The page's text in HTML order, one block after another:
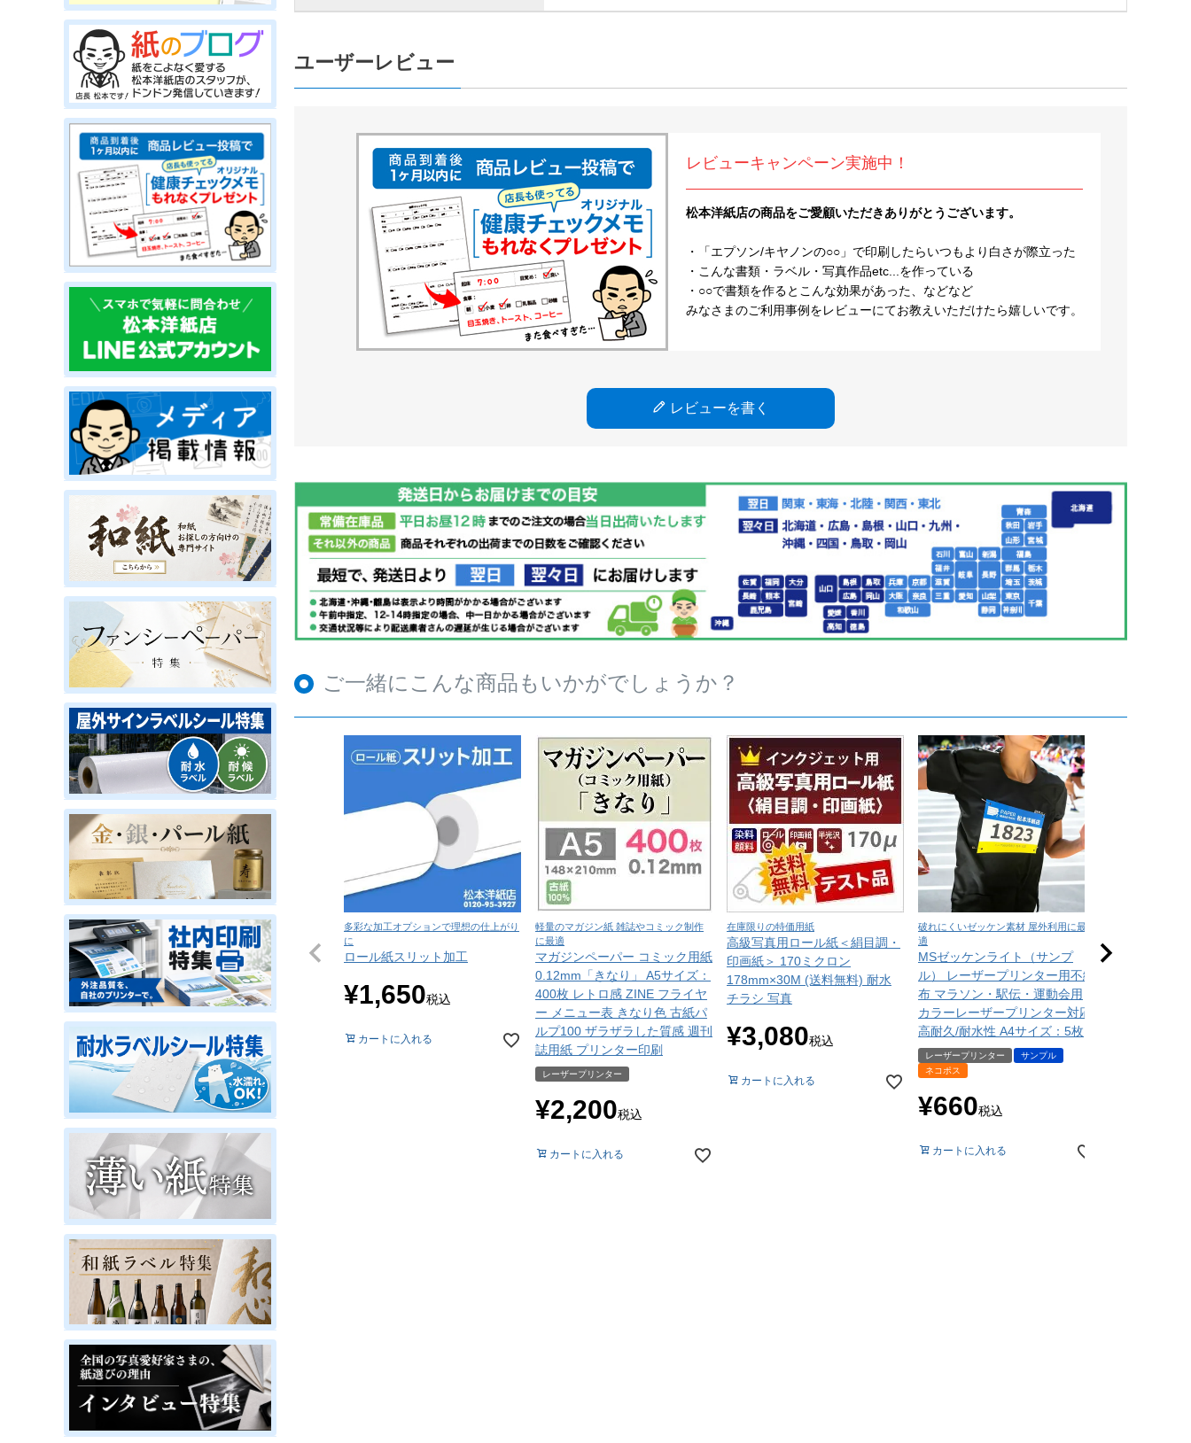
ユーザーレビュー
レビューキャンペーン実施中！
松本洋紙店の商品をご愛顧いただきありがとうございます。
・「エプソン/キヤノンの○○」で印刷したらいつもより白さが際立った
・こんな書類・ラベル・写真作品etc...を作っている
・○○で書類を作るとこんな効果があった、などなど
みなさまのご利用事例をレビューにてお教えいただけたら嬉しいです。
レビューを書く
ご一緒にこんな商品もいかがでしょうか？
多彩な加工オプションで理想の仕上がり
に
ロール紙スリット加工
¥1,650税込
カートに入れる
軽量のマガジン紙 雑誌やコミック制作
に最適
マガジンペーパー コミック用紙
0.12mm「きなり」 A5サイズ：
400枚 レトロ感 ZINE フライヤ
ー メニュー表 きなり色 古紙パ
ルプ100 ザラザラした質感 週刊
誌用紙 プリンター印刷
レーザープリンター
¥2,200税込
カートに入れる
在庫限りの特価用紙
高級写真用ロール紙＜絹目調・
印画紙＞ 170ミクロン
178mm×30M (送料無料) 耐水
チラシ 写真
¥3,080税込
カートに入れる
破れにくいゼッケン素材 屋外利用に最
適
MSゼッケンライト（サンプ
ル） レーザープリンター用不織
布 マラソン・駅伝・運動会用
カラーレーザープリンター対応
高耐久/耐水性 A4サイズ：5枚
レーザープリンター
サンプル
ネコポス
¥660税込
カートに入れる
吸取紙